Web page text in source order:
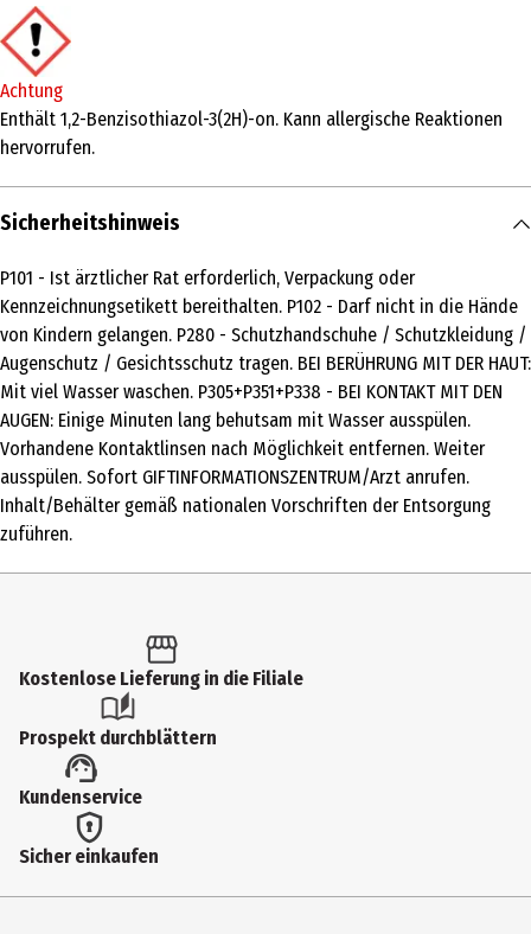
Produkttyp
Weiß- & Vollwaschmittel
Inhaltsstoffe
15-30%: anionische Tenside, 5-15%: nichtionische Tenside, < 5%:
Seife. Weitere Inhaltsstoffe: Enzyme, Duftstoffe (Terpineol,
Limonene, Turpentine, Pinene, Citrus Aurantium Peel Oil,
(Benzisothiazolinone), optische Aufheller.
Lagerhinweis
Aufrecht transportieren und lagern.
Anwendungshinweis
Dosierhilfe: Es sollte immer die Dosieranweisung auf der
Verpackung geprüft werden. Die Dosieranweisung ist abhängig von
der Größe der Waschmaschine, der Wasserhärte und dem
Verschmutzungsgrad der Wäsche.
Herstelleradresse
D-40191 Düsseldorf
Kontaktmöglichkeit
0800/111 2290
Achtung
Enthält 1,2-Benzisothiazol-3(2H)-on. Kann allergische Reaktionen
hervorrufen.
Sicherheitshinweis
P101 - Ist ärztlicher Rat erforderlich, Verpackung oder
Kennzeichnungsetikett bereithalten. P102 - Darf nicht in die Hände
von Kindern gelangen. P280 - Schutzhandschuhe / Schutzkleidung /
Augenschutz / Gesichtsschutz tragen. BEI BERÜHRUNG MIT DER HAUT:
Mit viel Wasser waschen. P305+P351+P338 - BEI KONTAKT MIT DEN
AUGEN: Einige Minuten lang behutsam mit Wasser ausspülen.
Vorhandene Kontaktlinsen nach Möglichkeit entfernen. Weiter
ausspülen. Sofort GIFTINFORMATIONSZENTRUM/Arzt anrufen.
Inhalt/Behälter gemäß nationalen Vorschriften der Entsorgung
zuführen.
Kostenlose Lieferung in die Filiale
Prospekt durchblättern
Kundenservice
Sicher einkaufen